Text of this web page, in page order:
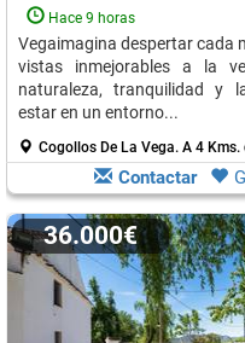
Hace 9 horas
Vegaimagina despertar cada
vistas inmejorables a la
naturaleza, tranquilidad y
estar en un entorno...
Cogollos De La Vega. A 4 Kms.
Contactar
36.000€